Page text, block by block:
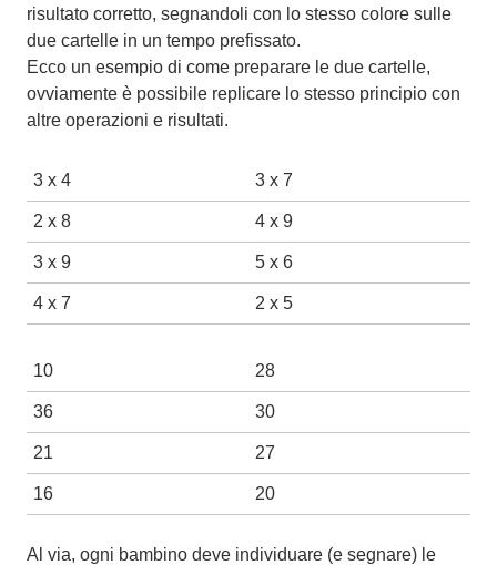
risultato corretto, segnandoli con lo stesso colore sulle
due cartelle in un tempo prefissato.
Ecco un esempio di come preparare le due cartelle,
ovviamente è possibile replicare lo stesso principio con
altre operazioni e risultati.
3 x 4 3 x 7
2 x 8 4 x 9
3 x 9 5 x 6
4 x 7 2 x 5
10 28
36 30
21 27
16 20
Al via, ogni bambino deve individuare (e segnare) le